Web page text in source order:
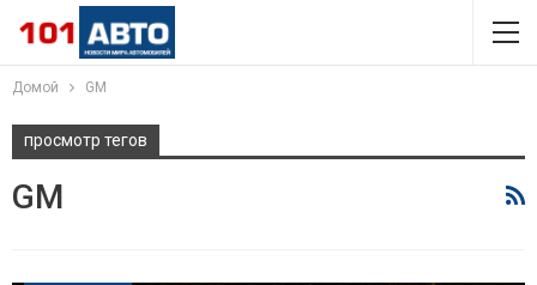
Домой GM
просмотр тегов
GM